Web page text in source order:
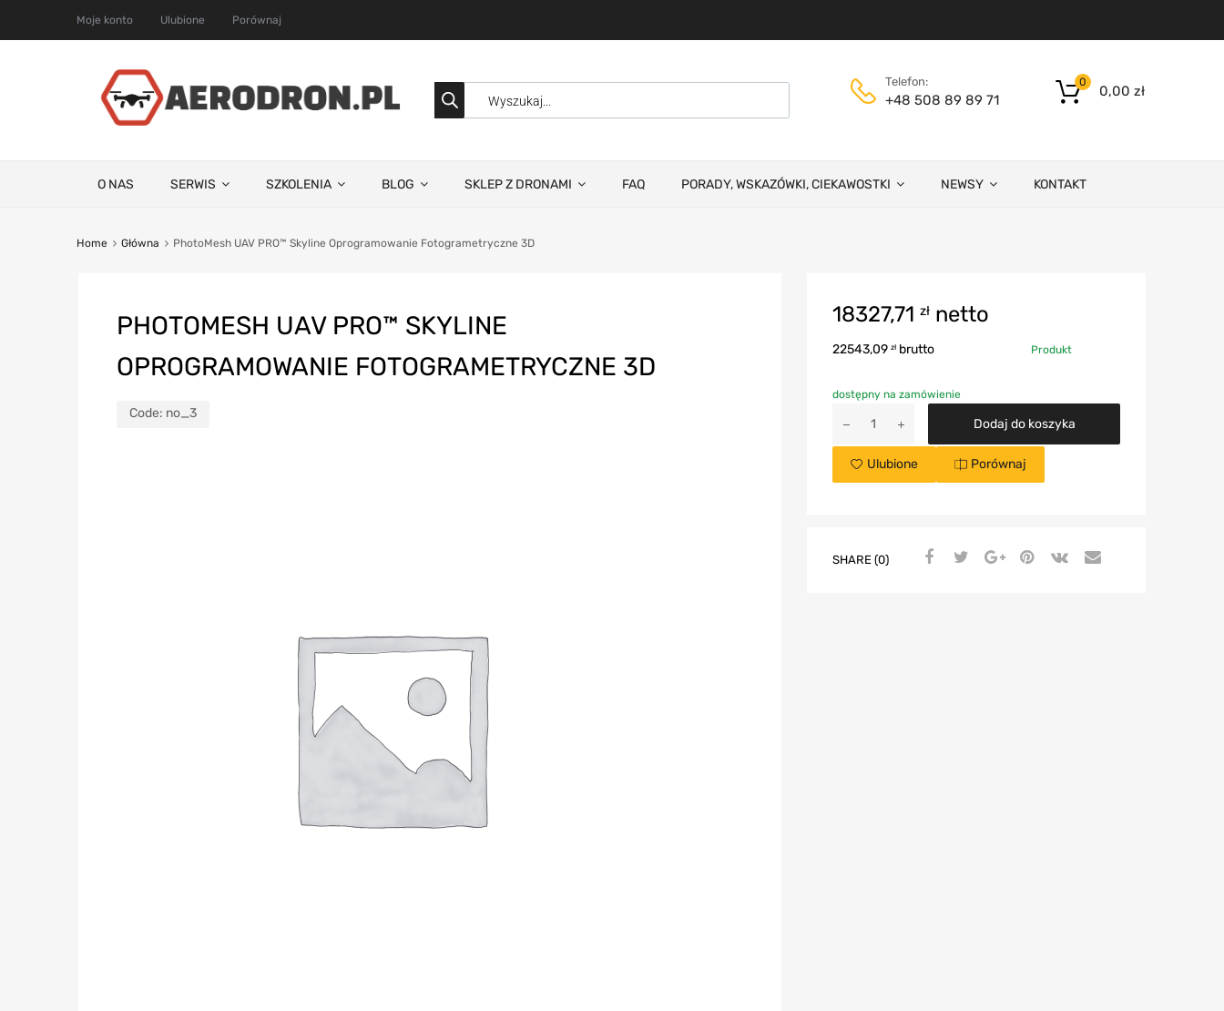
Moje konto Ulubione Porównaj
Telefon:
+48 508 89 89 71
0,00 zł
0
O NAS SERWIS SZKOLENIA BLOG SKLEP Z DRONAMI FAQ PORADY, WSKAZÓWKI, CIEKAWOSTKI NEWSY KONTAKT
Home Główna PhotoMesh UAV PRO™ Skyline Oprogramowanie Fotogrametryczne 3D
PHOTOMESH UAV PRO™ SKYLINE
OPROGRAMOWANIE FOTOGRAMETRYCZNE 3D
Code: no_3
18327,71 zł netto
22543,09 zł brutto Produkt
dostępny na zamówienie
Dodaj do koszyka
Ulubione Porównaj
SHARE (0)